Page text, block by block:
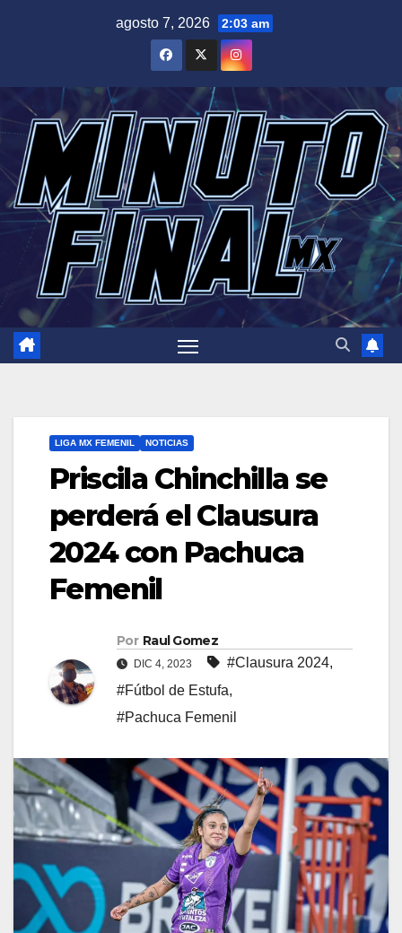
agosto 7, 2026 2:03 am
LIGA MX FEMENIL NOTICIAS
Priscila Chinchilla se
perderá el Clausura
2024 con Pachuca
Femenil
Por Raul Gomez
DIC 4, 2023 #Clausura 2024,
#Fútbol de Estufa,
#Pachuca Femenil